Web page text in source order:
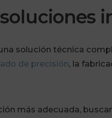
solución técnica
de precisión, la
más adecuada,